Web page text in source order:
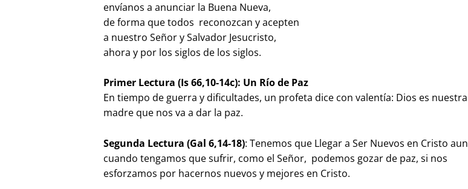
envíanos a anunciar la Buena Nueva,
de forma que todos reconozcan y acepten
a nuestro Señor y Salvador Jesucristo,
ahora y por los siglos de los siglos.
Primer Lectura (Is 66,10-14c): Un Río de Paz
En tiempo de guerra y dificultades, un profeta dice con valentía: Dios es nuestra
madre que nos va a dar la paz.
Segunda Lectura (Gal 6,14-18): Tenemos que Llegar a Ser Nuevos en Cristo aun
cuando tengamos que sufrir, como el Señor, podemos gozar de paz, si nos
esforzamos por hacernos nuevos y mejores en Cristo.